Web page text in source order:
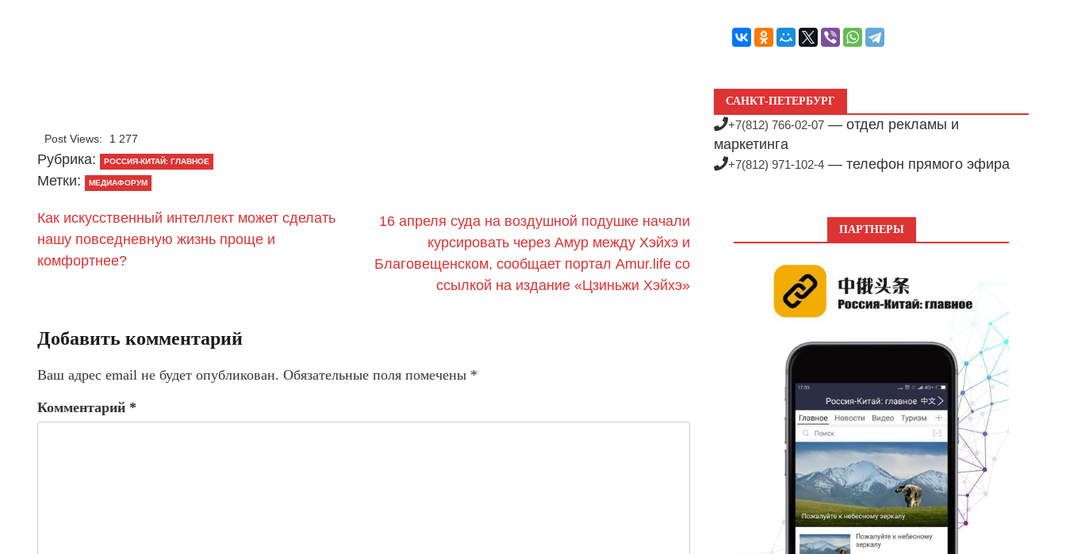
Post Views: 1 277
Рубрика: РОССИЯ-КИТАЙ: ГЛАВНОЕ
Метки: МЕДИАФОРУМ
Как искусственный интеллект может сделать
нашу повседневную жизнь проще и
комфортнее?
16 апреля суда на воздушной подушке начали
курсировать через Амур между Хэйхэ и
Благовещенском, сообщает портал Amur.life со
ссылкой на издание «Цзиньжи Хэйхэ»
Добавить комментарий
Ваш адрес email не будет опубликован. Обязательные поля помечены *
Комментарий *
САНКТ-ПЕТЕРБУРГ
+7(812) 766-02-07 — отдел рекламы и
маркетинга
+7(812) 971-102-4 — телефон прямого эфира
ПАРТНЕРЫ